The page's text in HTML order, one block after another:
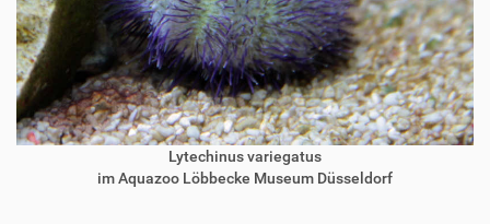
Lytechinus variegatus
im Aquazoo Löbbecke Museum Düsseldorf